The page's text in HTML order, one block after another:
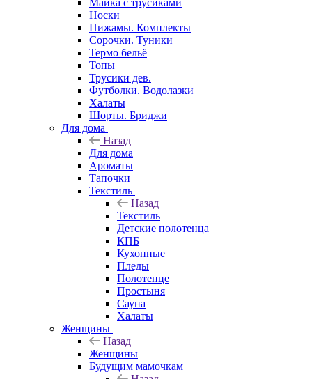
Майка с трусиками
Носки
Пижамы. Комплекты
Сорочки. Туники
Термо бельё
Топы
Трусики дев.
Футболки. Водолазки
Халаты
Шорты. Бриджи
Для дома
Назад
Для дома
Ароматы
Тапочки
Текстиль
Назад
Текстиль
Детские полотенца
КПБ
Кухонные
Пледы
Полотенце
Простыня
Сауна
Халаты
Женщины
Назад
Женщины
Будущим мамочкам